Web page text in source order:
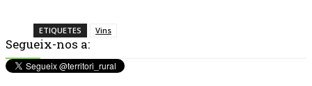
ETIQUETES Vins
Segueix-nos a: